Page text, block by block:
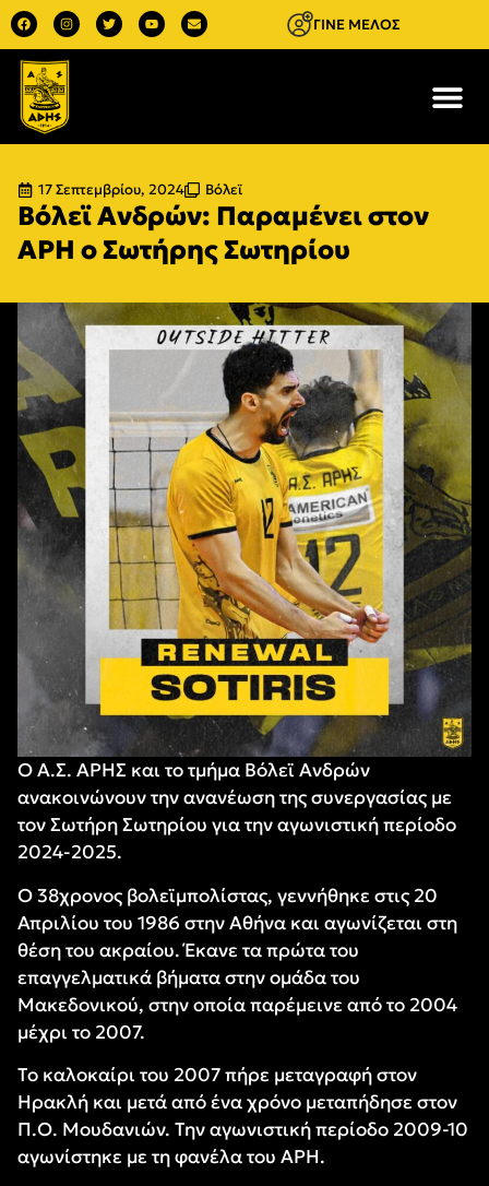
ΓΙΝΕ ΜΕΛΟΣ
17 Σεπτεμβρίου, 2024 Βόλεϊ
Βόλεϊ Ανδρών: Παραμένει στον
ΑΡΗ ο Σωτήρης Σωτηρίου
Ο Α.Σ. ΑΡΗΣ και το τμήμα Βόλεϊ Ανδρών
ανακοινώνουν την ανανέωση της συνεργασίας με
τον Σωτήρη Σωτηρίου για την αγωνιστική περίοδο
2024-2025.
Ο 38χρονος βολεϊμπολίστας, γεννήθηκε στις 20
Απριλίου του 1986 στην Αθήνα και αγωνίζεται στη
θέση του ακραίου. Έκανε τα πρώτα του
επαγγελματικά βήματα στην ομάδα του
Μακεδονικού, στην οποία παρέμεινε από το 2004
μέχρι το 2007.
Το καλοκαίρι του 2007 πήρε μεταγραφή στον
Ηρακλή και μετά από ένα χρόνο μεταπήδησε στον
Π.Ο. Μουδανιών. Την αγωνιστική περίοδο 2009-10
αγωνίστηκε με τη φανέλα του ΑΡΗ.